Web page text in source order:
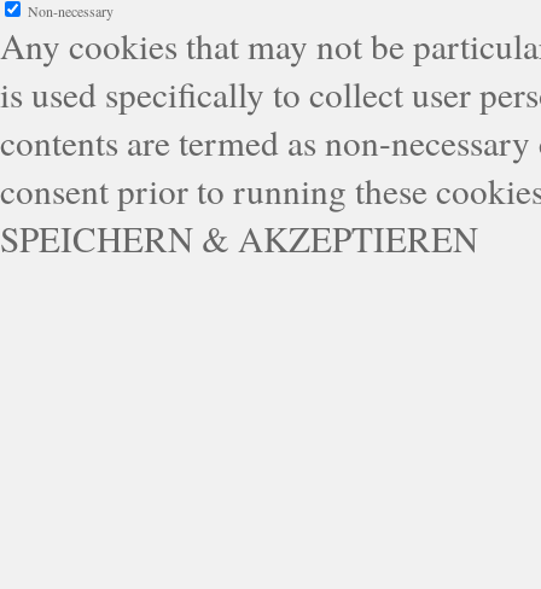
Non-necessary
Any cookies that may not be
is used specifically to collect user
contents are termed as non-
consent prior to running these
SPEICHERN & AKZEPTIEREN